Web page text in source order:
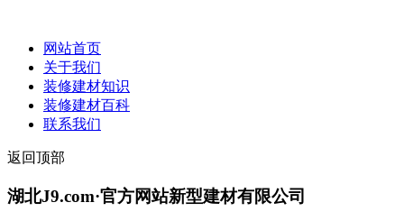
网站首页
关于我们
装修建材知识
装修建材百科
联系我们
返回顶部
湖北J9.com·官方网站新型建材有限公司